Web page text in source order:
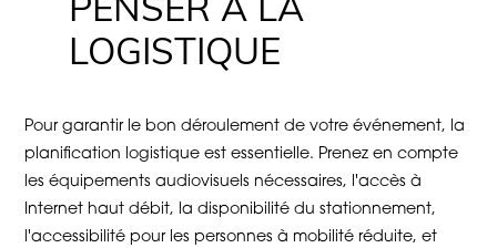
PENSER À LA
LOGISTIQUE
Pour garantir le bon déroulement de votre événement, la
planification logistique est essentielle. Prenez en compte
les équipements audiovisuels nécessaires, l'accès à
Internet haut débit, la disponibilité du stationnement,
l'accessibilité pour les personnes à mobilité réduite, et